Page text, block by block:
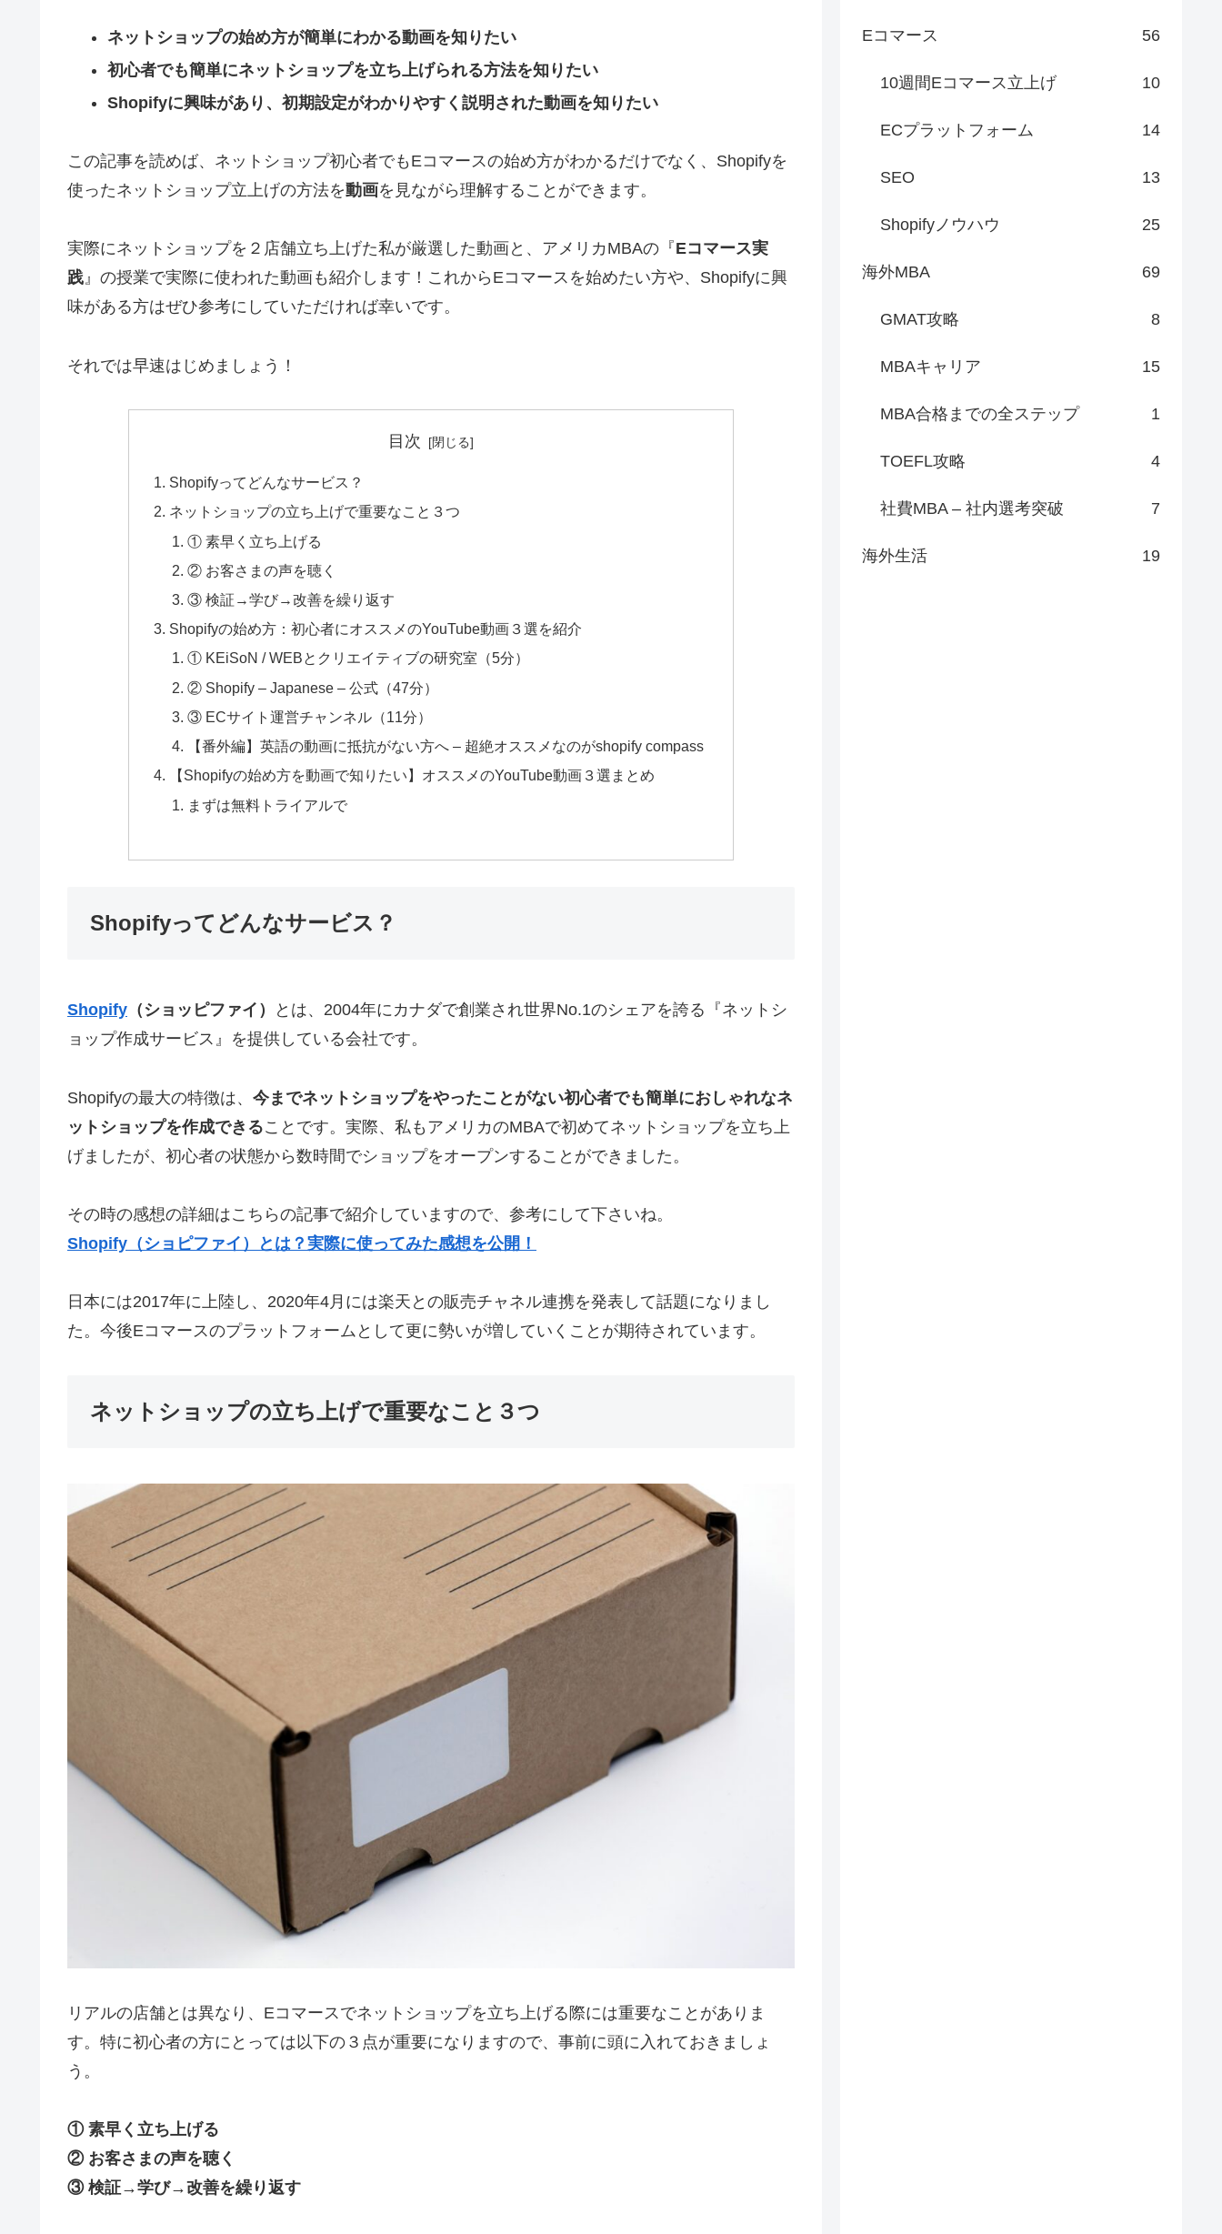
ネットショップの始め方が簡単にわかる動画を知りたい
初心者でも簡単にネットショップを立ち上げられる方法を知りたい
Shopifyに興味があり、初期設定がわかりやすく説明された動画を知りたい
この記事を読めば、ネットショップ初心者でもEコマースの始め方がわかるだけでなく、Shopifyを
使ったネットショップ立上げの方法を動画を見ながら理解することができます。
実際にネットショップを２店舗立ち上げた私が厳選した動画と、 アメリカMBAの『Eコマース実
践』の授業で実際に使われた動画 も紹介します！これからEコマースを始めたい方や、Shopifyに興
味がある方はぜひ参考にしていただければ幸いです。
それでは早速はじめましょう！
目次
Shopifyってどんなサービス？
ネットショップの立ち上げで重要なこと３つ
① 素早く立ち上げる
② お客さまの声を聴く
③ 検証→学び→改善を繰り返す
Shopifyの始め方：初心者にオススメのYouTube動画３選を紹介
① KEiSoN / WEBとクリエイティブの研究室（5分）
② Shopify – Japanese – 公式（47分）
③ ECサイト運営チャンネル（11分）
【番外編】英語の動画に抵抗がない方へ – 超絶オススメなのがshopify compass
【Shopifyの始め方を動画で知りたい】オススメのYouTube動画３選まとめ
まずは無料トライアルで
Shopifyってどんなサービス？
Shopify （ショッピファイ）
とは、2004年にカナダで創業され世界No.1のシェアを誇る『ネットシ
ョップ作成サービス』を提供している会社です。
Shopifyの最大の特徴は、 今までネットショップをやったことがない初心者でも簡単におしゃれなネ
ットショップを作成できることです。実際、私もアメリカのMBAで初めてネットショップを立ち上
げましたが、初心者の状態から数時間でショップをオープンすることができました。
その時の感想の詳細はこちらの記事で紹介していますので、参考にして下さいね。
Shopify（ショピファイ）とは？実際に使ってみた感想を公開！
日本には2017年に上陸し、2020年4月には楽天との販売チャネル連携を発表して話題になりまし
た。今後Eコマースのプラットフォームとして更に勢いが増していくことが期待されています。
ネットショップの立ち上げで重要なこと３つ
リアルの店舗とは異なり、Eコマースでネットショップを立ち上げる際には重要なことがありま
す。特に初心者の方にとっては以下の３点が重要になりますので、事前に頭に入れておきましょ
う。
① 素早く立ち上げる
② お客さまの声を聴く
③ 検証→学び→改善を繰り返す
Eコマース 56
10週間Eコマース立上げ 10
ECプラットフォーム 14
SEO 13
Shopifyノウハウ 25
海外MBA 69
GMAT攻略 8
MBAキャリア 15
MBA合格までの全ステップ 1
TOEFL攻略 4
社費MBA – 社内選考突破 7
海外生活 19